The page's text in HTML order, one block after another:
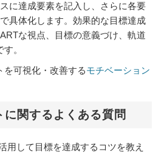
に達成要素を記入し、さらに各要
具体化します。効果的な目標達成
な視点、目標の意義づけ、軌道
。
を可視化・改善するモチベーション
に関するよくある質問
用して目標を達成するコツを教え